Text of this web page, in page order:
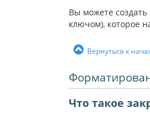
Вы можете
ключом), которое
Вернуться к
Что такое